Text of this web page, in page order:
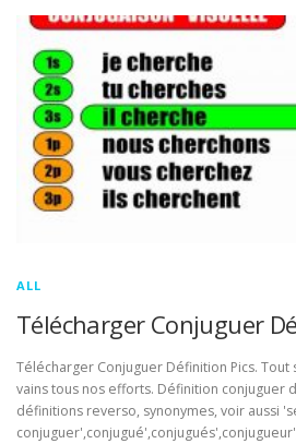
ALL
Télécharger Conjuguer
Télécharger Conjuguer Définition Pics.
vains tous nos efforts. Définition conjuguer
définitions reverso, synonymes, voir aussi